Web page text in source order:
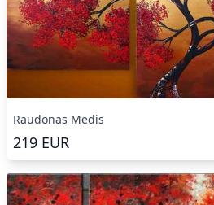
Raudonas Medis
219 EUR